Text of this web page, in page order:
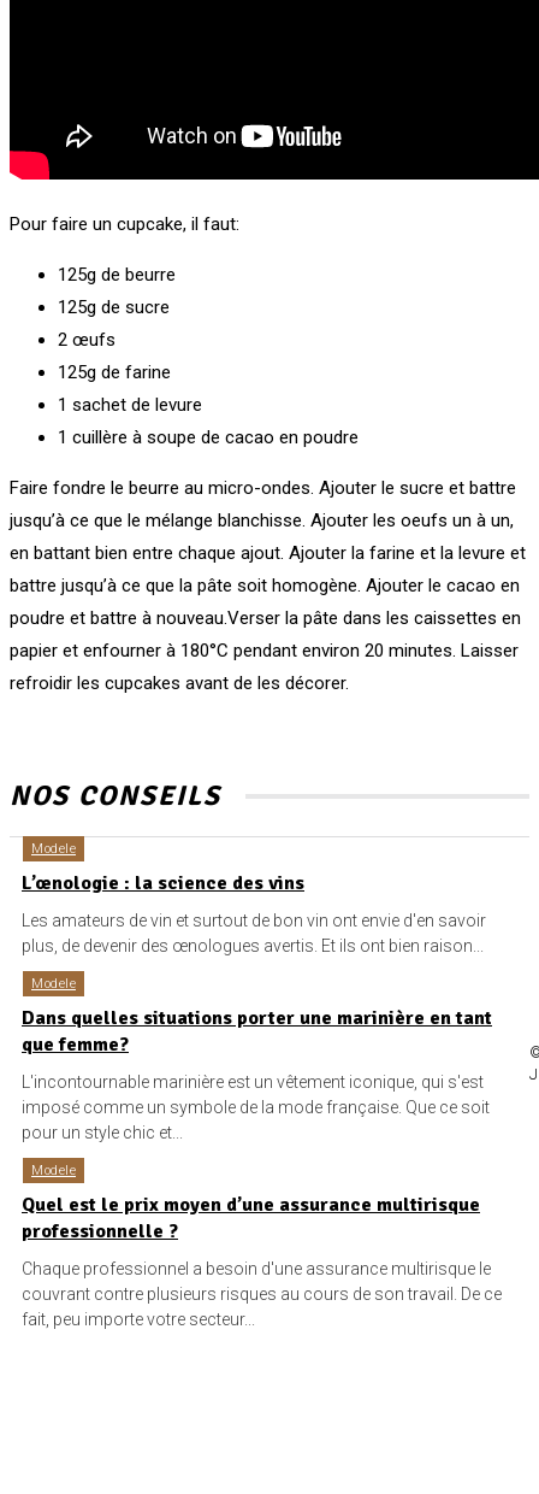
Pour faire un cupcake, il faut:
125g de beurre
125g de sucre
2 œufs
125g de farine
1 sachet de levure
1 cuillère à soupe de cacao en poudre
Faire fondre le beurre au micro-ondes. Ajouter le sucre et battre
jusqu’à ce que le mélange blanchisse. Ajouter les oeufs un à un,
en battant bien entre chaque ajout. Ajouter la farine et la levure et
battre jusqu’à ce que la pâte soit homogène. Ajouter le cacao en
poudre et battre à nouveau.Verser la pâte dans les caissettes en
papier et enfourner à 180°C pendant environ 20 minutes. Laisser
refroidir les cupcakes avant de les décorer.
NOS CONSEILS
Modele
L’œnologie : la science des vins
Les amateurs de vin et surtout de bon vin ont envie d'en savoir
plus, de devenir des œnologues avertis. Et ils ont bien raison...
Modele
Dans quelles situations porter une marinière en tant
que femme?
L'incontournable marinière est un vêtement iconique, qui s'est
imposé comme un symbole de la mode française. Que ce soit
pour un style chic et...
Modele
Quel est le prix moyen d’une assurance multirisque
professionnelle ?
Chaque professionnel a besoin d'une assurance multirisque le
couvrant contre plusieurs risques au cours de son travail. De ce
fait, peu importe votre secteur...